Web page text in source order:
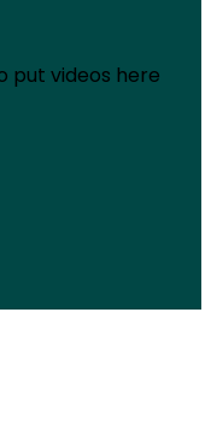
put videos here